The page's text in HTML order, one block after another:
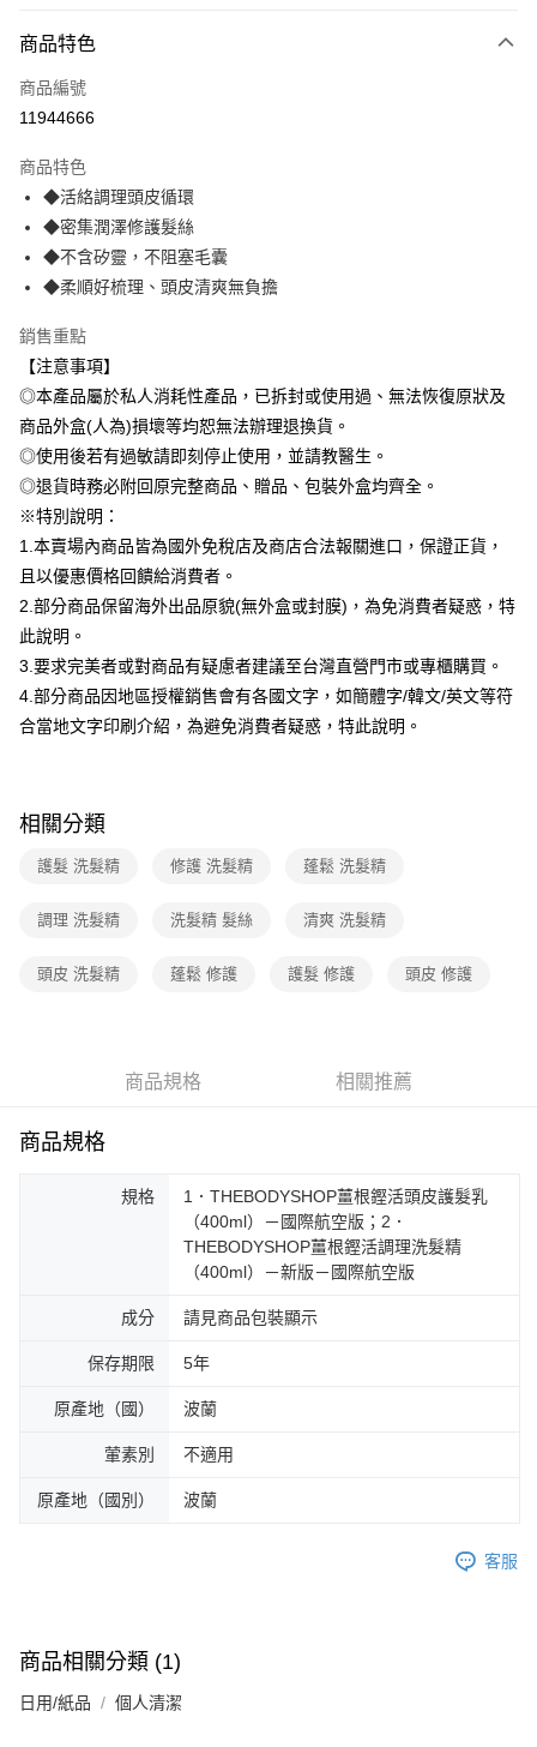
全家線上支付
運送方式
本島宅配-活動商品
免運費
離島宅配-常溫商品
免運費
商品特色
商品編號
11944666
商品特色
◆活絡調理頭皮循環
◆密集潤澤修護髮絲
◆不含矽靈，不阻塞毛囊
◆柔順好梳理、頭皮清爽無負擔
銷售重點
【注意事項】
◎本產品屬於私人消耗性產品，已拆封或使用過、無法恢復原狀及
商品外盒(人為)損壞等均恕無法辦理退換貨。
◎使用後若有過敏請即刻停止使用，並請教醫生。
◎退貨時務必附回原完整商品、贈品、包裝外盒均齊全。
※特別說明：
1.本賣場內商品皆為國外免稅店及商店合法報關進口，保證正貨，
且以優惠價格回饋給消費者。
2.部分商品保留海外出品原貌(無外盒或封膜)，為免消費者疑惑，特
此說明。
3.要求完美者或對商品有疑慮者建議至台灣直營門市或專櫃購買。
4.部分商品因地區授權銷售會有各國文字，如簡體字/韓文/英文等符
合當地文字印刷介紹，為避免消費者疑惑，特此說明。
相關分類
護髮 洗髮精 修護 洗髮精 蓬鬆 洗髮精
調理 洗髮精 洗髮精 髮絲 清爽 洗髮精
頭皮 洗髮精 蓬鬆 修護 護髮 修護 頭皮 修護
商品規格 相關推薦
商品規格
規格
1．THEBODYSHOP薑根鏗活頭皮護髮乳
（400ml）－國際航空版；2．
THEBODYSHOP薑根鏗活調理洗髮精
（400ml）－新版－國際航空版
成分 請見商品包裝顯示
保存期限 5年
原產地（國） 波蘭
葷素別 不適用
原產地（國別） 波蘭
客服
商品相關分類 (1)
日用/紙品 個人清潔